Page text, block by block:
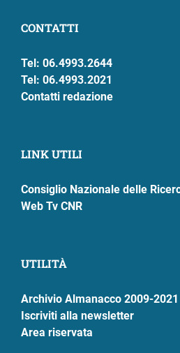
CONTATTI
Tel: 06.4993.2644
Tel: 06.4993.2021
Contatti redazione
LINK UTILI
Consiglio Nazionale delle
Web Tv CNR
UTILITÀ
Archivio Almanacco 2009-2021
Iscriviti alla newsletter
Area riservata